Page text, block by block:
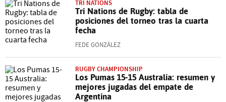
TRI NATIONS
Tri Nations de Rugby: tabla de
posiciones del torneo tras la cuarta
fecha
FEDE GONZÁLEZ
RUGBY CHAMPIONSHIP
Los Pumas 15-15 Australia: resumen y
mejores jugadas del empate de
Argentina